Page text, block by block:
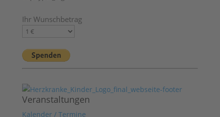
Ihr Wunschbetrag
Veranstaltungen
Kalender / Termine